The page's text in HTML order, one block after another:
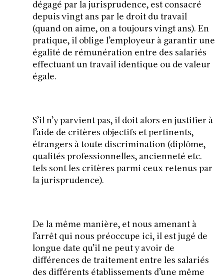
dégagé par la jurisprudence, est consacré
depuis vingt ans par le droit du travail
(quand on aime, on a toujours vingt ans). En
pratique, il oblige l’employeur à garantir une
égalité de rémunération entre des salariés
effectuant un travail identique ou de valeur
égale.
S’il n’y parvient pas, il doit alors en justifier à
l’aide de critères objectifs et pertinents,
étrangers à toute discrimination (diplôme,
qualités professionnelles, ancienneté etc.
tels sont les critères parmi ceux retenus par
la jurisprudence).
De la même manière, et nous amenant à
l’arrêt qui nous préoccupe ici, il est jugé de
longue date qu’il ne peut y avoir de
différences de traitement entre les salariés
des différents établissements d’une même